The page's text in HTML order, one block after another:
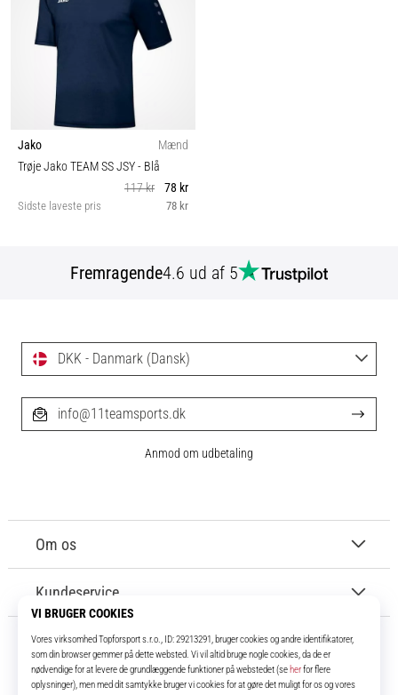
Jako
Mænd
Trøje Jako TEAM SS JSY- Blå
117 kr
78 kr
Sidste laveste pris 78 kr
Fremragende4.6 ud af 5
Om os
Kundeservice
DKK - Danmark (Dansk)
info@11teamsports.dk
Anmod om udbetaling